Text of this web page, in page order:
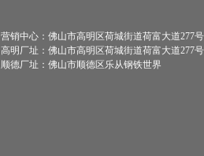
营销中心：佛山市高明区荷城街道荷富大道277号
高明厂址：佛山市高明区荷城街道荷富大道277号
顺德厂址：佛山市顺德区乐从钢铁世界